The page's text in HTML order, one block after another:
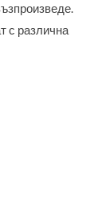
с различна